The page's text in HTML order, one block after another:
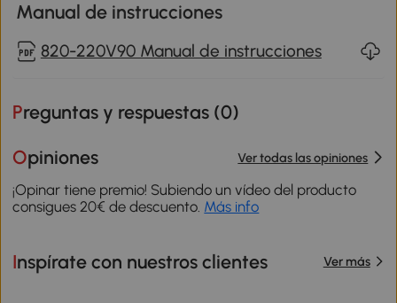
Manual de instrucciones
820-220V90 Manual de instrucciones
Preguntas y respuestas (0)
Opiniones Ver todas las opiniones
¡Opinar tiene premio! Subiendo un vídeo del producto
consigues 20€ de descuento. Más info
Inspírate con nuestros clientes Ver más